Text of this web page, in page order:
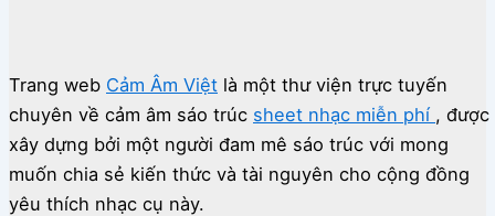
Trang web Cảm Âm Việt là một thư viện trực tuyến
chuyên về cảm âm sáo trúc sheet nhạc miễn phí , được
xây dựng bởi một người đam mê sáo trúc với mong
muốn chia sẻ kiến thức và tài nguyên cho cộng đồng
yêu thích nhạc cụ này.